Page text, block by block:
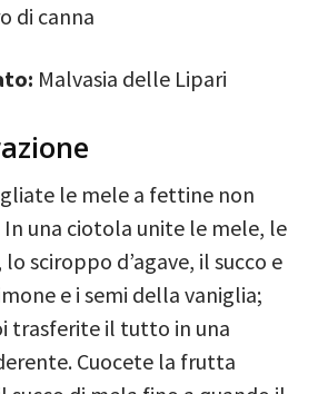
di canna
Malvasia delle Lipari
le mele a fettine non
una ciotola unite le mele, le
sciroppo d’agave, il succo e
e i semi della vaniglia;
trasferite il tutto in una
Cuocete la frutta